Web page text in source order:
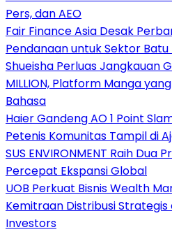
Pers, dan AEO
Fair Finance Asia Desak
Pendanaan untuk Sektor Batu
Shueisha Perluas Jangkauan
MILLION, Platform Manga
Bahasa
Haier Gandeng AO 1 Point
Petenis Komunitas Tampil di
SUS ENVIRONMENT Raih Dua
Percepat Ekspansi Global
UOB Perkuat Bisnis Wealth
Kemitraan Distribusi
Investors